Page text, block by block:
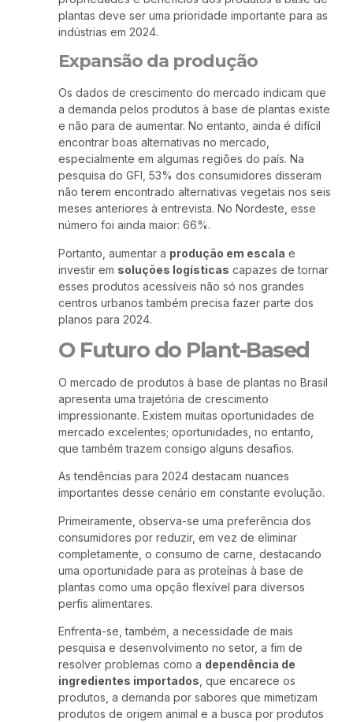
plantas deve ser uma prioridade importante para as
indústrias em 2024.
Expansão da produção
Os dados de crescimento do mercado indicam que
a demanda pelos produtos à base de plantas existe
e não para de aumentar. No entanto, ainda é difícil
encontrar boas alternativas no mercado,
especialmente em algumas regiões do país. Na
pesquisa do GFI, 53% dos consumidores disseram
não terem encontrado alternativas vegetais nos seis
meses anteriores à entrevista. No Nordeste, esse
número foi ainda maior: 66%.
Portanto, aumentar a produção em escala e
investir em soluções logísticas capazes de tornar
esses produtos acessíveis não só nos grandes
centros urbanos também precisa fazer parte dos
planos para 2024.
O Futuro do Plant-Based
O mercado de produtos à base de plantas no Brasil
apresenta uma trajetória de crescimento
impressionante. Existem muitas oportunidades de
mercado excelentes; oportunidades, no entanto,
que também trazem consigo alguns desafios.
As tendências para 2024 destacam nuances
importantes desse cenário em constante evolução.
Primeiramente, observa-se uma preferência dos
consumidores por reduzir, em vez de eliminar
completamente, o consumo de carne, destacando
uma oportunidade para as proteínas à base de
plantas como uma opção flexível para diversos
perfis alimentares.
Enfrenta-se, também, a necessidade de mais
pesquisa e desenvolvimento no setor, a fim de
resolver problemas como a dependência de
ingredientes importados , que encarece os
produtos, a demanda por sabores que mimetizam
produtos de origem animal e a busca por produtos